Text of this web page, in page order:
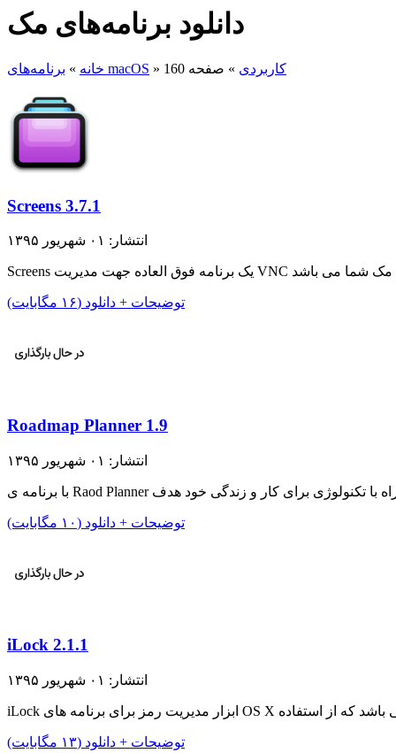
دانلود برنامه‌های مک
خانه » برنامه‌های macOS » کاربردی » صفحه 160
Screens 3.7.1
انتشار: ۰۱ شهریور ۱۳۹۵
توضیحات + دانلود (۱۶ مگابایت)
Roadmap Planner 1.9
انتشار: ۰۱ شهریور ۱۳۹۵
توضیحات + دانلود (۱۰ مگابایت)
iLock 2.1.1
انتشار: ۰۱ شهریور ۱۳۹۵
توضیحات + دانلود (۱۳ مگابایت)